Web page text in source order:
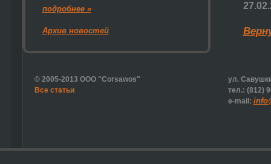
подробнее »
Архив новостей
© 2005-2013 ООО "Corsawos"
Все статьи
ул.
тел.: (812)
e-mail: